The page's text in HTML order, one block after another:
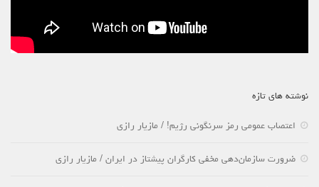
نوشته های تازه
اعتصاب عمومی رمز سرنگونی رژیم! / مازیار رازی
ضرورت سازمان‌دهی مخفی کارگران پیشتاز در ایران / مازیار رازی